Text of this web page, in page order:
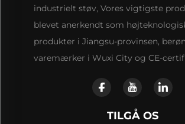
industrielt støv, Vores vigtigste
blevet anerkendt som
produkter i Jiangsu-provinsen,
varemærker i Wuxi City og CE-
TILGÅ OS